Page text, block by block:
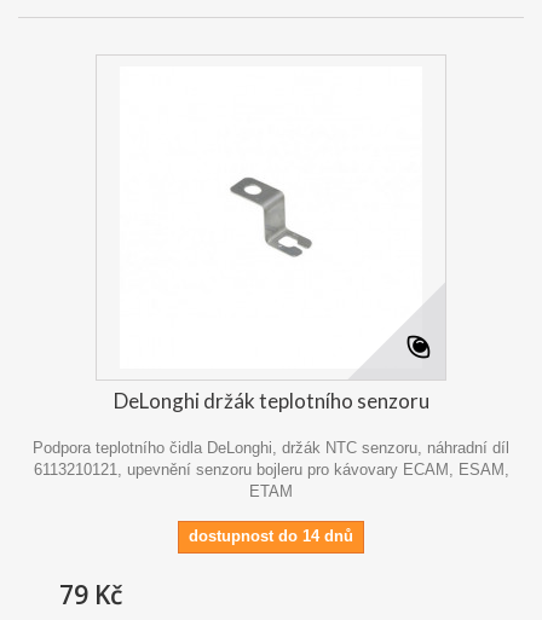
DeLonghi držák teplotního senzoru
Podpora teplotního čidla DeLonghi, držák NTC senzoru, náhradní díl
6113210121, upevnění senzoru bojleru pro kávovary ECAM, ESAM,
ETAM
dostupnost do 14 dnů
79 Kč